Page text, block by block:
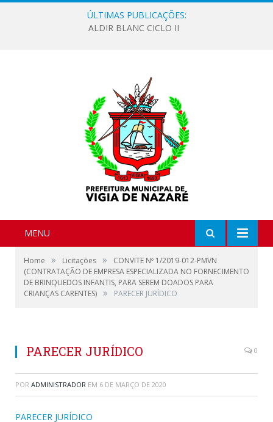
ÚLTIMAS PUBLICAÇÕES:
ALDIR BLANC CICLO II
MENU
Home » Licitações »
CONVITE Nº 1/2019-012-PMVN
(CONTRATAÇÃO DE EMPRESA ESPECIALIZADA NO FORNECIMENTO
DE BRINQUEDOS INFANTIS, PARA SEREM DOADOS PARA
CRIANÇAS CARENTES) » PARECER JURÍDICO
PARECER JURÍDICO 0
POR ADMINISTRADOR EM 6 DE MARÇO DE 2020
PARECER JURÍDICO